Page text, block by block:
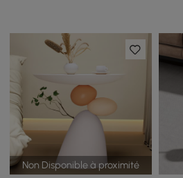
Non Disponible à proximité